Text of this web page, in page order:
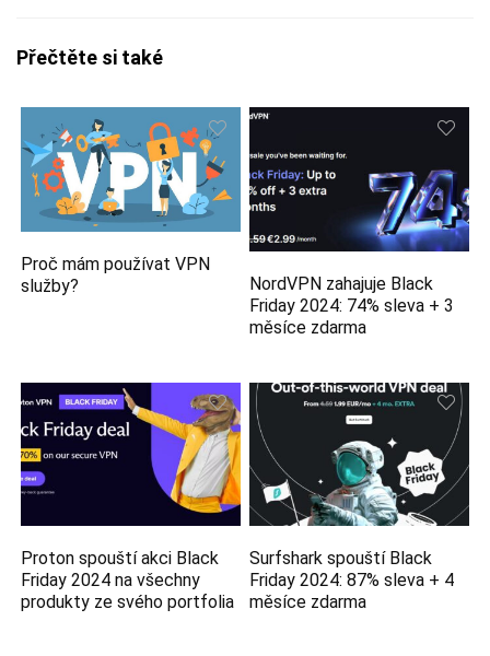
Přečtěte si také
Proč mám používat VPN
služby?
NordVPN zahajuje Black
Friday 2024: 74% sleva + 3
měsíce zdarma
Proton spouští akci Black
Friday 2024 na všechny
produkty ze svého portfolia
Surfshark spouští Black
Friday 2024: 87% sleva + 4
měsíce zdarma